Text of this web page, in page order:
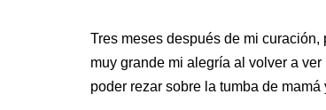
Tres meses después de mi
muy grande mi alegría al volver a
poder rezar sobre la tumba de